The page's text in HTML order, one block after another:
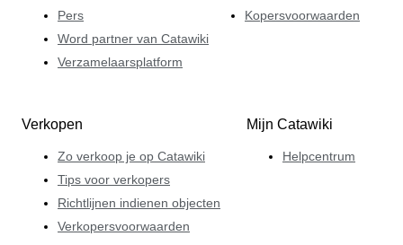
Pers
Word partner van Catawiki
Verzamelaarsplatform
Kopersvoorwaarden
Verkopen
Zo verkoop je op Catawiki
Tips voor verkopers
Richtlijnen indienen objecten
Verkopersvoorwaarden
Mijn Catawiki
Helpcentrum